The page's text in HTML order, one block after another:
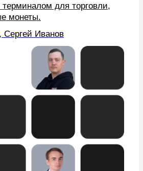
курс по поиску точек
через объемный анализ
Кендиров,
Ситаш